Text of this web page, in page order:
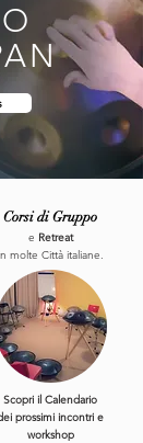
Corsi di Gruppo
e Retreat
molte Città italiane.
Scopri il Calendario
prossimi incontri e
workshop